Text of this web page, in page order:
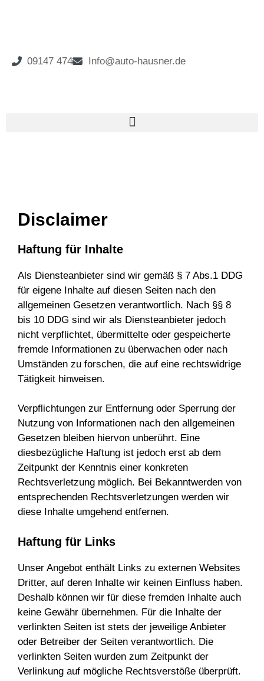
09147 474 Info@auto-hausner.de
Disclaimer
Haftung für Inhalte
Als Diensteanbieter sind wir gemäß § 7 Abs.1 DDG
für eigene Inhalte auf diesen Seiten nach den
allgemeinen Gesetzen verantwortlich. Nach §§ 8
bis 10 DDG sind wir als Diensteanbieter jedoch
nicht verpflichtet, übermittelte oder gespeicherte
fremde Informationen zu überwachen oder nach
Umständen zu forschen, die auf eine rechtswidrige
Tätigkeit hinweisen.
Verpflichtungen zur Entfernung oder Sperrung der
Nutzung von Informationen nach den allgemeinen
Gesetzen bleiben hiervon unberührt. Eine
diesbezügliche Haftung ist jedoch erst ab dem
Zeitpunkt der Kenntnis einer konkreten
Rechtsverletzung möglich. Bei Bekanntwerden von
entsprechenden Rechtsverletzungen werden wir
diese Inhalte umgehend entfernen.
Haftung für Links
Unser Angebot enthält Links zu externen Websites
Dritter, auf deren Inhalte wir keinen Einfluss haben.
Deshalb können wir für diese fremden Inhalte auch
keine Gewähr übernehmen. Für die Inhalte der
verlinkten Seiten ist stets der jeweilige Anbieter
oder Betreiber der Seiten verantwortlich. Die
verlinkten Seiten wurden zum Zeitpunkt der
Verlinkung auf mögliche Rechtsverstöße überprüft.